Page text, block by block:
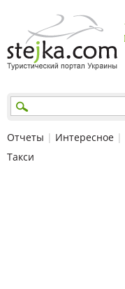
Отчеты | Интересное |
Такси